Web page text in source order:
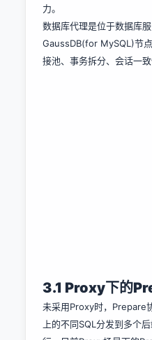
力。
数据库代理是位于数据库
GaussDB(for MySQL)节
接池、事务拆分、会话一
3.1 Proxy下的
未采用Proxy时，Prepare
上的不同SQL分发到多个